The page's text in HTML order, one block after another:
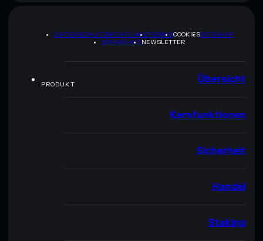
DATENSCHUTZRICHTLINIETERMSCOOKIESSITEMAP
BRAND-KITNEWSLETTER
PRODUKT Übersicht
Kernfunktionen
Sicherheit
Handel
Staking